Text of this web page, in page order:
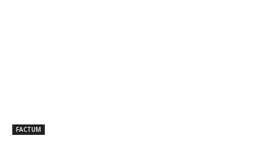
FACTUM